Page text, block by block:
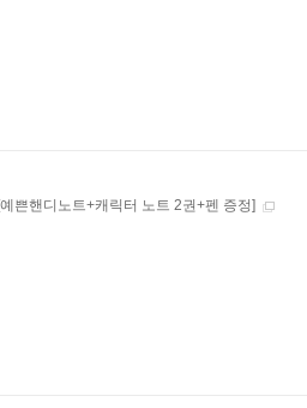
[예쁜핸디노트+캐릭터 노트 2권+펜 증정]